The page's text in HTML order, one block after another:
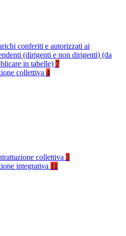
conferiti e autorizzati ai
(dirigenti e non dirigenti) (da
in tabelle) 7
collettiva 4
collettiva 3
integrativa 11